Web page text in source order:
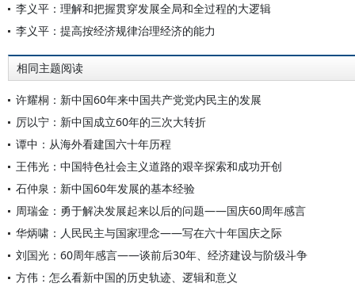
李义平：理解和把握贯穿发展全局和全过程的大逻辑
李义平：提高按经济规律治理经济的能力
相同主题阅读
许耀桐：新中国60年来中国共产党党内民主的发展
厉以宁：新中国成立60年的三次大转折
谭中：从海外看建国六十年历程
王伟光：中国特色社会主义道路的艰辛探索和成功开创
石仲泉：新中国60年发展的基本经验
周瑞金：勇于解决发展起来以后的问题——国庆60周年感言
华炳啸：人民民主与国家理念——写在六十年国庆之际
刘国光：60周年感言——谈前后30年、经济建设与阶级斗争
方伟：怎么看新中国的历史轨迹、逻辑和意义